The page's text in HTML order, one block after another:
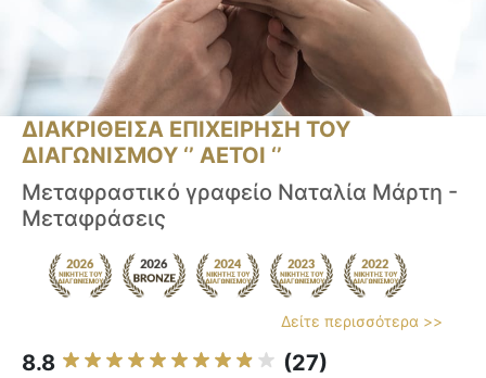
ΔΙΑΚΡΙΘΕΙΣΑ ΕΠΙΧΕΙΡΗΣΗ ΤΟΥ
ΔΙΑΓΩΝΙΣΜΟΥ ‘’ ΑΕΤΟΙ ‘’
Μεταφραστικό γραφείο Ναταλία Μάρτη -
Μεταφράσεις
Δείτε περισσότερα >>
8.8 (27)